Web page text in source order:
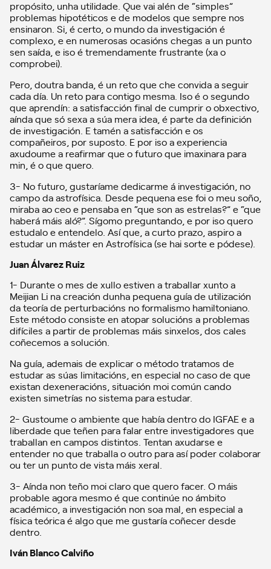
propósito, unha utilidade. Que vai alén de “simples”
problemas hipotéticos e de modelos que sempre nos
ensinaron. Si, é certo, o mundo da investigación é
complexo, e en numerosas ocasións chegas a un punto
sen saída, e iso é tremendamente frustrante (xa o
comprobei).
Pero, doutra banda, é un reto que che convida a seguir
cada día. Un reto para contigo mesma. Iso é o segundo
que aprendín: a satisfacción final de cumprir o obxectivo,
aínda que só sexa a súa mera idea, é parte da definición
de investigación. E tamén a satisfacción e os
compañeiros, por suposto. E por iso a experiencia
axudoume a reafirmar que o futuro que imaxinara para
min, é o que quero.
3- No futuro, gustaríame dedicarme á investigación, no
campo da astrofísica. Desde pequena ese foi o meu soño,
miraba ao ceo e pensaba en “que son as estrelas?” e “que
haberá máis aló?”. Sígomo preguntando, e por iso quero
estudalo e entendelo. Así que, a curto prazo, aspiro a
estudar un máster en Astrofísica (se hai sorte e pódese).
Juan Álvarez Ruiz
1- Durante o mes de xullo estiven a traballar xunto a
Meijian Li na creación dunha pequena guía de utilización
da teoría de perturbacións no formalismo hamiltoniano.
Este método consiste en atopar solucións a problemas
difíciles a partir de problemas máis sinxelos, dos cales
coñecemos a solución.
Na guía, ademais de explicar o método tratamos de
estudar as súas limitacións, en especial no caso de que
existan dexeneracións, situación moi común cando
existen simetrías no sistema para estudar.
2- Gustoume o ambiente que había dentro do IGFAE e a
liberdade que teñen para falar entre investigadores que
traballan en campos distintos. Tentan axudarse e
entender no que traballa o outro para así poder colaborar
ou ter un punto de vista máis xeral.
3- Aínda non teño moi claro que quero facer. O máis
probable agora mesmo é que continúe no ámbito
académico, a investigación non soa mal, en especial a
física teórica é algo que me gustaría coñecer desde
dentro.
Iván Blanco Calviño